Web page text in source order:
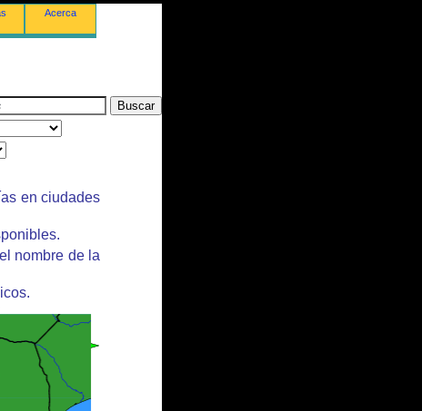
Acerca
en ciudades
nombre de la